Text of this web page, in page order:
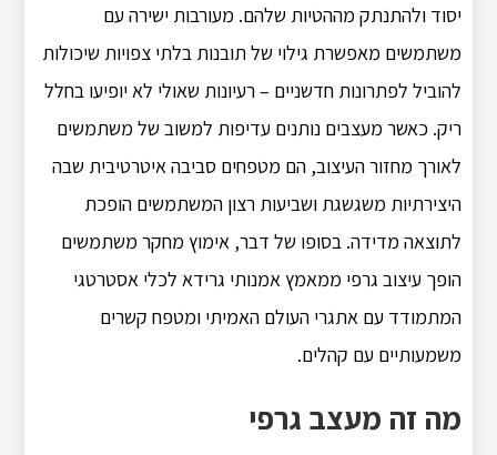
יסוד ולהתנתק מההטיות שלהם. מעורבות ישירה עם
משתמשים מאפשרת גילוי של תובנות בלתי צפויות שיכולות
להוביל לפתרונות חדשניים – רעיונות שאולי לא יופיעו בחלל
ריק. כאשר מעצבים נותנים עדיפות למשוב של משתמשים
לאורך מחזור העיצוב, הם מטפחים סביבה איטרטיבית שבה
היצירתיות משגשגת ושביעות רצון המשתמשים הופכת
לתוצאה מדידה. בסופו של דבר, אימוץ מחקר משתמשים
הופך עיצוב גרפי ממאמץ אמנותי גרידא לכלי אסטרטגי
המתמודד עם אתגרי העולם האמיתי ומטפח קשרים
משמעותיים עם קהלים.
מה זה מעצב גרפי